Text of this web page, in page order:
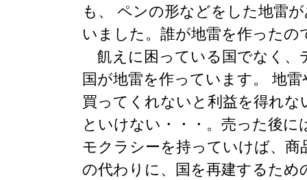
も、 ペンの形などをした地雷
いました。誰が地雷を作ったの
飢えに困っている国でなく、
国が地雷を作っています。 地
買ってくれないと利益を得れ
といけない・・・。売った後
モクラシーを持っていけば、
の代わりに、国を再建するた